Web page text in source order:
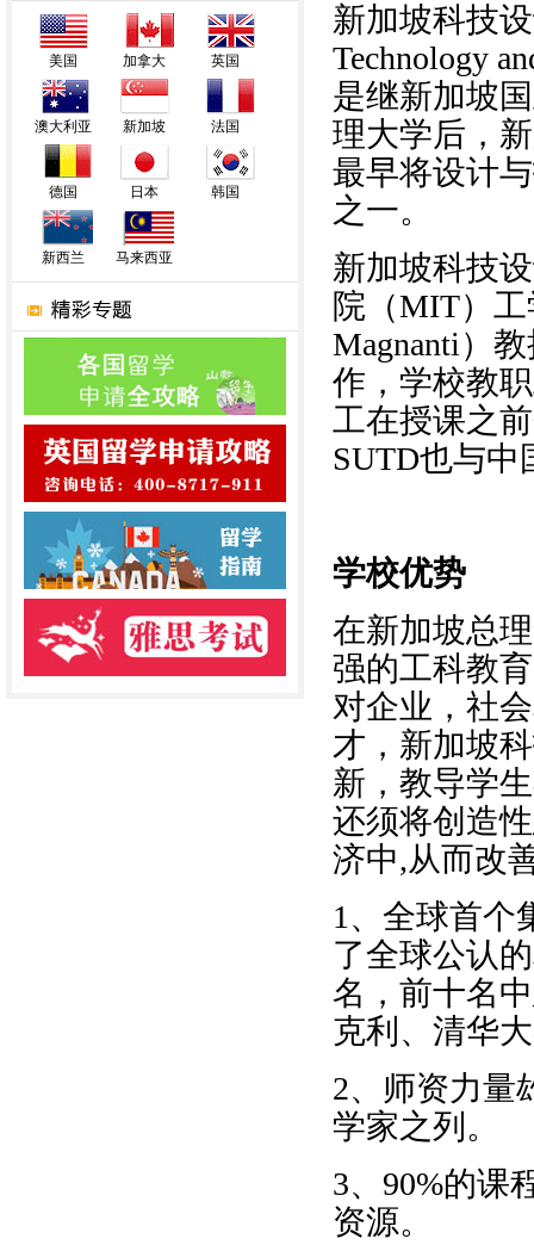
美国 加拿大 英国
澳大利亚 新加坡 法国
德国 日本 韩国
新西兰 马来西亚
新加坡科技
Technology
是继新加坡
理大学后，
最早将设计
之一。
新加坡科技
院（MIT）
Magnanti）
作，学校教
工在授课之
SUTD也与中
学校优势
在新加坡总
强的工科教
对企业，社
才，新加坡
新，教导学
还须将创造
济中,从而改
1 、全球首个
了全球公认
名，前十名
克利、清华
2、师资力量
学家之列。
3、 90%的课
资源。